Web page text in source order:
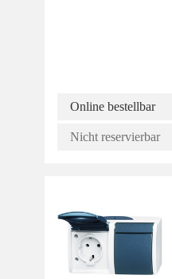
Online bestellbar
Nicht reservierbar